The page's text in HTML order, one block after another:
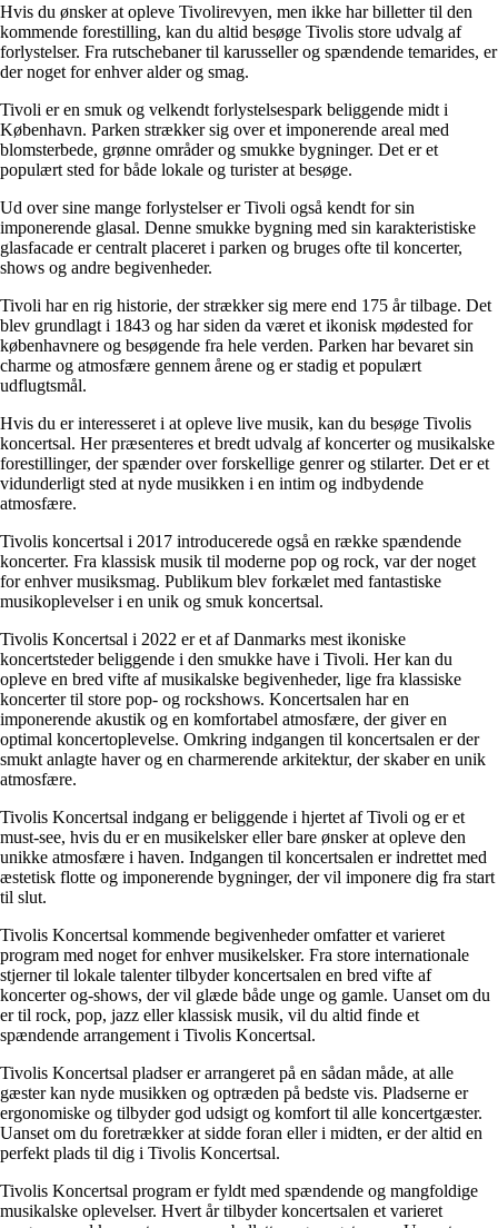
Hvis du ønsker at opleve Tivolirevyen, men ikke har billetter til den
kommende forestilling, kan du altid besøge Tivolis store udvalg af
forlystelser. Fra rutschebaner til karusseller og spændende temarides, er
der noget for enhver alder og smag.
Tivoli er en smuk og velkendt forlystelsespark beliggende midt i
København. Parken strækker sig over et imponerende areal med
blomsterbede, grønne områder og smukke bygninger. Det er et
populært sted for både lokale og turister at besøge.
Ud over sine mange forlystelser er Tivoli også kendt for sin
imponerende glasal. Denne smukke bygning med sin karakteristiske
glasfacade er centralt placeret i parken og bruges ofte til koncerter,
shows og andre begivenheder.
Tivoli har en rig historie, der strækker sig mere end 175 år tilbage. Det
blev grundlagt i 1843 og har siden da været et ikonisk mødested for
københavnere og besøgende fra hele verden. Parken har bevaret sin
charme og atmosfære gennem årene og er stadig et populært
udflugtsmål.
Hvis du er interesseret i at opleve live musik, kan du besøge Tivolis
koncertsal. Her præsenteres et bredt udvalg af koncerter og musikalske
forestillinger, der spænder over forskellige genrer og stilarter. Det er et
vidunderligt sted at nyde musikken i en intim og indbydende
atmosfære.
Tivolis koncertsal i 2017 introducerede også en række spændende
koncerter. Fra klassisk musik til moderne pop og rock, var der noget
for enhver musiksmag. Publikum blev forkælet med fantastiske
musikoplevelser i en unik og smuk koncertsal.
Tivolis Koncertsal i 2022 er et af Danmarks mest ikoniske
koncertsteder beliggende i den smukke have i Tivoli. Her kan du
opleve en bred vifte af musikalske begivenheder, lige fra klassiske
koncerter til store pop- og rockshows. Koncertsalen har en
imponerende akustik og en komfortabel atmosfære, der giver en
optimal koncertoplevelse. Omkring indgangen til koncertsalen er der
smukt anlagte haver og en charmerende arkitektur, der skaber en unik
atmosfære.
Tivolis Koncertsal indgang er beliggende i hjertet af Tivoli og er et
must-see, hvis du er en musikelsker eller bare ønsker at opleve den
unikke atmosfære i haven. Indgangen til koncertsalen er indrettet med
æstetisk flotte og imponerende bygninger, der vil imponere dig fra start
til slut.
Tivolis Koncertsal kommende begivenheder omfatter et varieret
program med noget for enhver musikelsker. Fra store internationale
stjerner til lokale talenter tilbyder koncertsalen en bred vifte af
koncerter og-shows, der vil glæde både unge og gamle. Uanset om du
er til rock, pop, jazz eller klassisk musik, vil du altid finde et
spændende arrangement i Tivolis Koncertsal.
Tivolis Koncertsal pladser er arrangeret på en sådan måde, at alle
gæster kan nyde musikken og optræden på bedste vis. Pladserne er
ergonomiske og tilbyder god udsigt og komfort til alle koncertgæster.
Uanset om du foretrækker at sidde foran eller i midten, er der altid en
perfekt plads til dig i Tivolis Koncertsal.
Tivolis Koncertsal program er fyldt med spændende og mangfoldige
musikalske oplevelser. Hvert år tilbyder koncertsalen et varieret